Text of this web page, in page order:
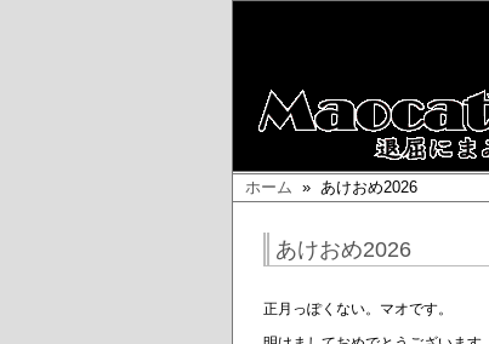
ホーム » あけおめ2026
あけおめ2026
正月っぽくない。マオです。